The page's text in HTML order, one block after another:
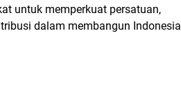
untuk memperkuat persatuan,
dalam membangun Indonesia